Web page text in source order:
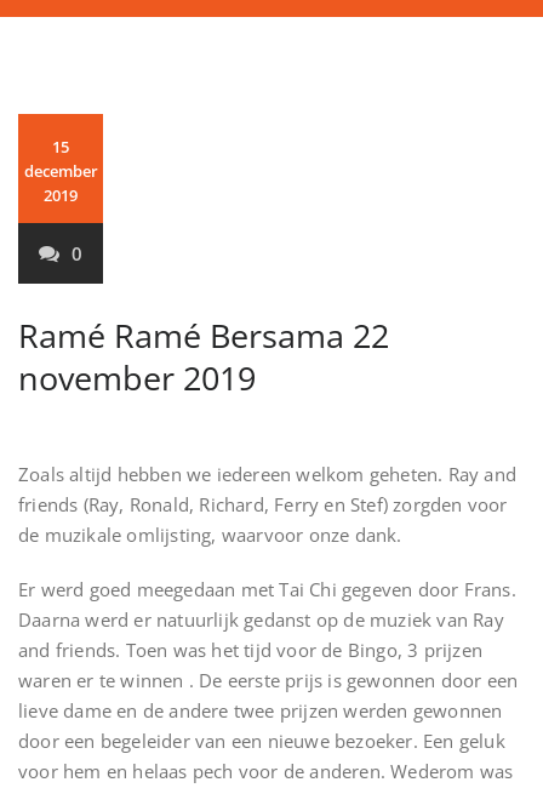
15
december
2019
0
Ramé Ramé Bersama 22
november 2019
Zoals altijd hebben we iedereen welkom geheten. Ray and
friends (Ray, Ronald, Richard, Ferry en Stef) zorgden voor
de muzikale omlijsting, waarvoor onze dank.
Er werd goed meegedaan met Tai Chi gegeven door Frans.
Daarna werd er natuurlijk gedanst op de muziek van Ray
and friends. Toen was het tijd voor de Bingo, 3 prijzen
waren er te winnen . De eerste prijs is gewonnen door een
lieve dame en de andere twee prijzen werden gewonnen
door een begeleider van een nieuwe bezoeker. Een geluk
voor hem en helaas pech voor de anderen. Wederom was